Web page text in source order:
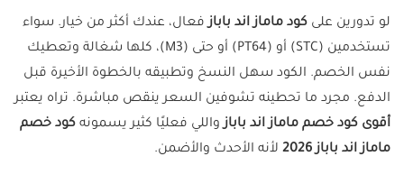
لو تدورين على كود ماماز اند بابازفعال، عندك أكثر من خيار. سواء
تستخدمين (STC) أو (PT64) أو حتى (M3)، كلها شغالة وتعطيك
نفس الخصم. الكود سهل النسخ وتطبيقه بالخطوة الأخيرة قبل
الدفع. مجرد ما تحطينه تشوفين السعر ينقص مباشرة. تراه يعتبر
أقوى كود خصم ماماز اند بابازواللي فعليًا كثير يسمونه كود خصم
ماماز اند باباز 2026
لأنه الأحدث والأضمن.